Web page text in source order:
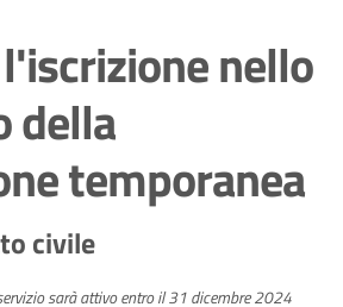
nello
della
temporanea
civile
sarà attivo entro il 31 dicembre 2024